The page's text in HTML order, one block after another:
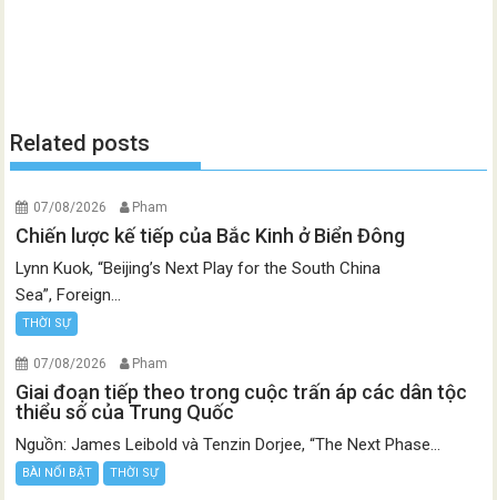
Related posts
07/08/2026 Pham
Chiến lược kế tiếp của Bắc Kinh ở Biển Đông
Lynn Kuok, “Beijing’s Next Play for the South China
Sea”, Foreign...
THỜI SỰ
07/08/2026 Pham
Giai đoạn tiếp theo trong cuộc trấn áp các dân tộc
thiểu số của Trung Quốc
Nguồn: James Leibold và Tenzin Dorjee, “The Next Phase...
BÀI NỔI BẬT THỜI SỰ